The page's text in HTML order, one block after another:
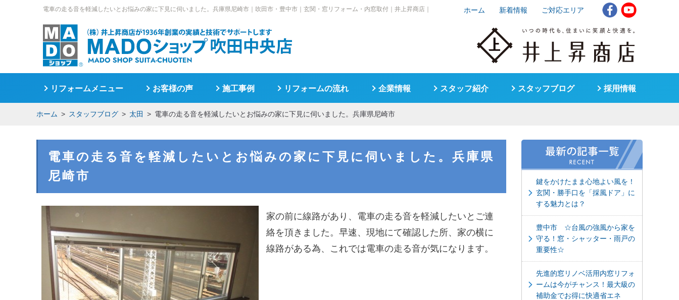
電車の走る音を軽減したいとお悩みの家に下見に伺いました。兵庫県尼崎市｜ 吹田市・豊中市｜玄関・窓リフォーム・内窓取付｜井上昇商店｜
ホーム スタッフブログ 太田 電車の走る音を軽減したいとお悩みの家に下見に伺いました。兵庫県尼崎市
ホーム 新着情報 ご対応エリア
リフォームメニュー お客様の声 施工事例 リフォームの流れ 企業情報 スタッフ紹介 スタッフブログ 採用情報
電車の走る音を軽減したいとお悩みの家に下見に伺いました。兵庫県
尼崎市
家の前に線路があり、電車の走る音を軽減したいとご連
絡を頂きました。早速、現地にて確認した所、家の横に
線路がある為、これでは電車の走る音が気になります。
鍵をかけたまま心地よい風を！
玄関・勝手口を「採風ドア」に
する魅力とは？
豊中市 ☆台風の強風から家を
守る！窓・シャッター・雨戸の
重要性☆
先進的窓リノベ活用内窓リフォ
ームは今がチャンス！最大級の
補助金でお得に快適省エネ